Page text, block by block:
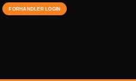
FORHANDLER LOGIN